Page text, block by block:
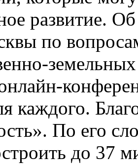
развитие.
по
каждого.
По его
до 37